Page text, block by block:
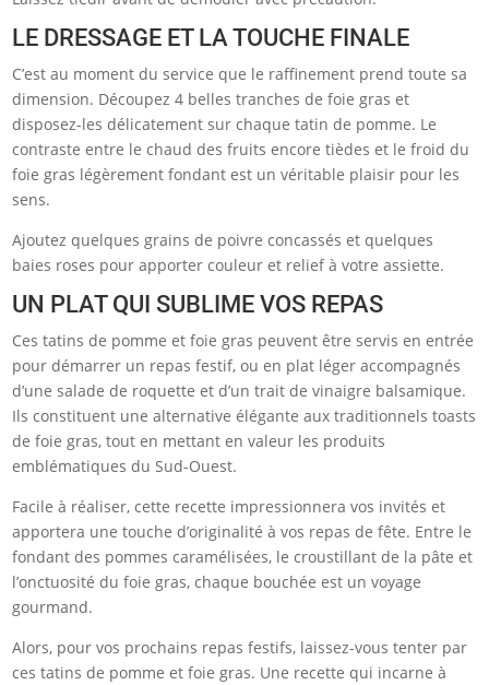
LE DRESSAGE ET LA TOUCHE FINALE
C’est au moment du service que le raffinement prend toute sa
dimension. Découpez 4 belles tranches de foie gras et
disposez-les délicatement sur chaque tatin de pomme. Le
contraste entre le chaud des fruits encore tièdes et le froid du
foie gras légèrement fondant est un véritable plaisir pour les
sens.
Ajoutez quelques grains de poivre concassés et quelques
baies roses pour apporter couleur et relief à votre assiette.
UN PLAT QUI SUBLIME VOS REPAS
Ces tatins de pomme et foie gras peuvent être servis en entrée
pour démarrer un repas festif, ou en plat léger accompagnés
d’une salade de roquette et d’un trait de vinaigre balsamique.
Ils constituent une alternative élégante aux traditionnels toasts
de foie gras, tout en mettant en valeur les produits
emblématiques du Sud-Ouest.
Facile à réaliser, cette recette impressionnera vos invités et
apportera une touche d’originalité à vos repas de fête. Entre le
fondant des pommes caramélisées, le croustillant de la pâte et
l’onctuosité du foie gras, chaque bouchée est un voyage
gourmand.
Alors, pour vos prochains repas festifs, laissez-vous tenter par
ces tatins de pomme et foie gras. Une recette qui incarne à